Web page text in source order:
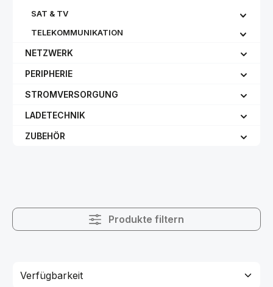
SAT & TV
TELEKOMMUNIKATION
NETZWERK
PERIPHERIE
STROMVERSORGUNG
LADETECHNIK
ZUBEHÖR
Produkte filtern